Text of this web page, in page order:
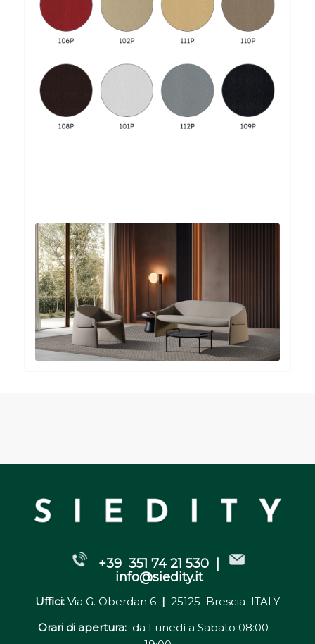
+39 351 74 21 530 |
info@siedity.it
Uffici: Via G. Oberdan 6 | 25125 Brescia ITALY
Orari di apertura: da Lunedì a Sabato 08:00 –